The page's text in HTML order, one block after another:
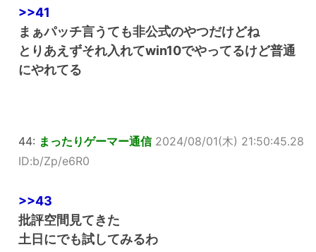
>>41
まぁパッチ言うても非公式のやつだけどね
とりあえずそれ入れてwin10でやってるけど普通
にやれてる
44: まったりゲーマー通信 2024/08/01(木) 21:50:45.28
ID:b/Zp/e6R0
>>43
批評空間見てきた
土日にでも試してみるわ